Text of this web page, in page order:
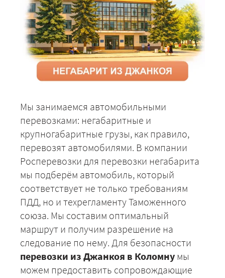
Мы занимаемся автомобильными
перевозками: негабаритные и
крупногабаритные грузы, как правило,
перевозят автомобилями. В компании
Росперевозки для перевозки негабарита
мы подберём автомобиль, который
соответствует не только требованиям
ПДД, но и техрегламенту Таможенного
союза. Мы составим оптимальный
маршрут и получим разрешение на
следование по нему. Для безопасности
перевозки из Джанкоя в Коломну мы
можем предоставить сопровождающие